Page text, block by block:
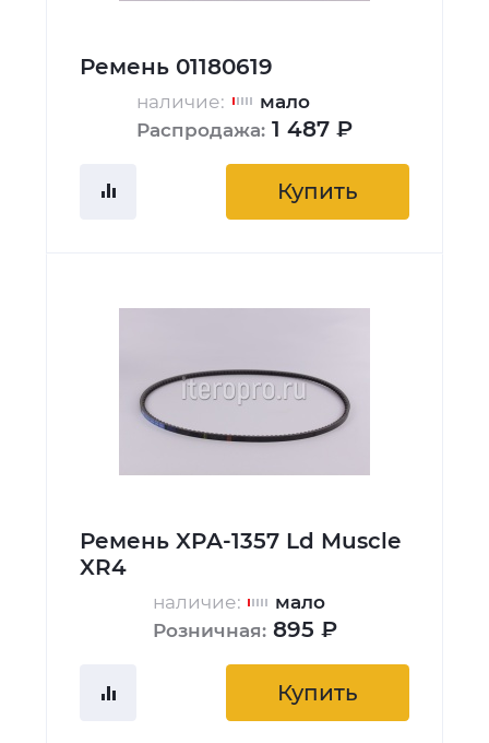
Ремень 01180619
наличие:
мало
Распродажа: 1 487 ₽
Купить
Ремень XPA-1357 Ld Muscle
XR4
наличие:
мало
Розничная:895 ₽
Купить